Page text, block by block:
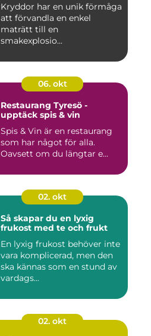
Kryddor har en unik förmåga
att förvandla en enkel
maträtt till en
smakexplosio...
06. okt
Restaurang Tyresö -
upptäck spis & vin
Spis & Vin är en restaurang
som har något för alla.
Oavsett om du längtar e...
02. okt
Så skapar du en lyxig
frukost med te och frukt
En lyxig frukost behöver inte
vara komplicerad, men den
ska kännas som en stund av
vardags...
02. okt